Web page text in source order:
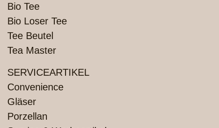
Bio Tee
Bio Loser Tee
Tee Beutel
Tea Master
SERVICEARTIKEL
Convenience
Gläser
Porzellan